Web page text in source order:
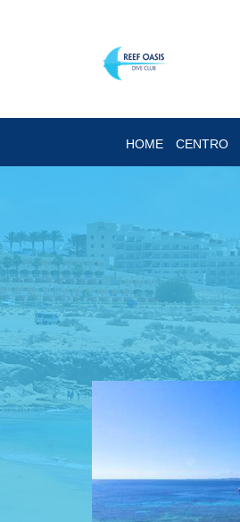
HOME CENTRO